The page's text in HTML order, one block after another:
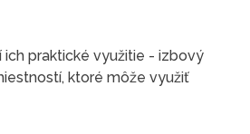
ich praktické využitie - izbový
ktoré môže využiť